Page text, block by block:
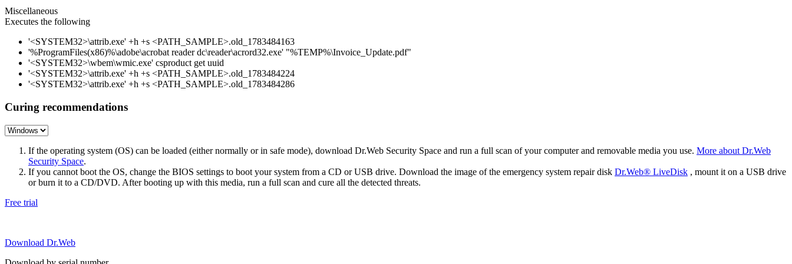
Miscellaneous
Executes the following
'<SYSTEM32>\attrib.exe' +h +s <PATH_SAMPLE>.old_1783484163
'%ProgramFiles(x86)%\adobe\acrobat reader dc\reader\acrord32.exe' "%TEMP%\Invoice_Update.pdf"
'<SYSTEM32>\wbem\wmic.exe' csproduct get uuid
'<SYSTEM32>\attrib.exe' +h +s <PATH_SAMPLE>.old_1783484224
'<SYSTEM32>\attrib.exe' +h +s <PATH_SAMPLE>.old_1783484286
Curing recommendations
If the operating system (OS) can be loaded (either normally or in safe mode), download Dr.Web Security Space and run a full scan of your computer and removable media you use. More about Dr.Web
Security Space.
If you cannot boot the OS, change the BIOS settings to boot your system from a CD or USB drive. Download the image of the emergency system repair disk Dr.Web® LiveDisk , mount it on a USB drive
or burn it to a CD/DVD. After booting up with this media, run a full scan and cure all the detected threats.
Free trial
Download Dr.Web